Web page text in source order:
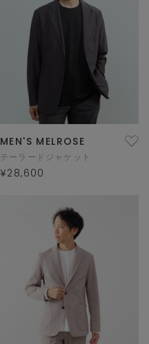
MEN'S MELROSE
テーラードジャケット
¥28,600